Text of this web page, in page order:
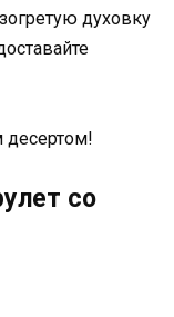
духовку
десертом!
со